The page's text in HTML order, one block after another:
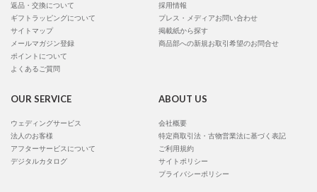
返品・交換について
ギフトラッピングについて
サイトマップ
メールマガジン登録
ポイントについて
よくあるご質問
採用情報
プレス・メディアお問い合わせ
掲載紙から探す
商品部への新規お取引希望のお問合せ
OUR SERVICE
ウェディングサービス
法人のお客様
アフターサービスについて
デジタルカタログ
ABOUT US
会社概要
特定商取引法・古物営業法に基づく表記
ご利用規約
サイトポリシー
プライバシーポリシー